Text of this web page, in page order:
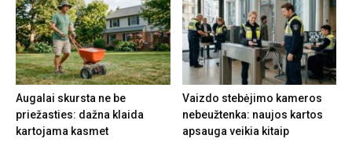
Augalai skursta ne be
priežasties: dažna klaida
kartojama kasmet
Vaizdo stebėjimo kameros
nebeužtenka: naujos kartos
apsauga veikia kitaip